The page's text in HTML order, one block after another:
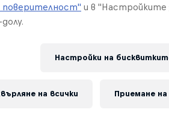
поверителност" и в "Настройките
Настройки на
на всички Приемане на